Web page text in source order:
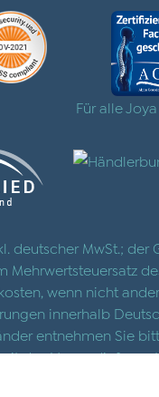
Für alle
deutscher MwSt.; der
Mehrwertsteuersatz
, wenn nicht
innerhalb
entnehmen Sie
den